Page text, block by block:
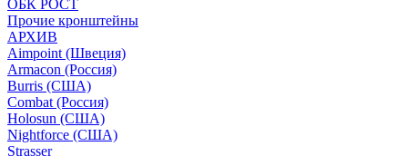
ОБК РОСТ
Прочие кронштейны
АРХИВ
Aimpoint (Швеция)
Armacon (Россия)
Burris (США)
Combat (Россия)
Holosun (США)
Nightforce (США)
Strasser